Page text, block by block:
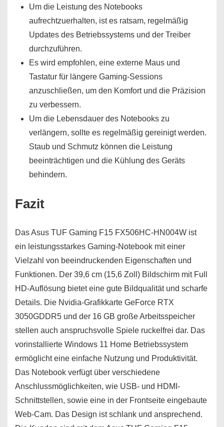
Um die Leistung des Notebooks
aufrechtzuerhalten, ist es ratsam, regelmäßig
Updates des Betriebssystems und der Treiber
durchzuführen.
Es wird empfohlen, eine externe Maus und
Tastatur für längere Gaming-Sessions
anzuschließen, um den Komfort und die Präzision
zu verbessern.
Um die Lebensdauer des Notebooks zu
verlängern, sollte es regelmäßig gereinigt werden.
Staub und Schmutz können die Leistung
beeinträchtigen und die Kühlung des Geräts
behindern.
Fazit
Das Asus TUF Gaming F15 FX506HC-HN004W ist
ein leistungsstarkes Gaming-Notebook mit einer
Vielzahl von beeindruckenden Eigenschaften und
Funktionen. Der 39,6 cm (15,6 Zoll) Bildschirm mit Full
HD-Auflösung bietet eine gute Bildqualität und scharfe
Details. Die Nvidia-Grafikkarte GeForce RTX
3050GDDR5 und der 16 GB große Arbeitsspeicher
stellen auch anspruchsvolle Spiele ruckelfrei dar. Das
vorinstallierte Windows 11 Home Betriebssystem
ermöglicht eine einfache Nutzung und Produktivität.
Das Notebook verfügt über verschiedene
Anschlussmöglichkeiten, wie USB- und HDMI-
Schnittstellen, sowie eine in der Frontseite eingebaute
Web-Cam. Das Design ist schlank und ansprechend.